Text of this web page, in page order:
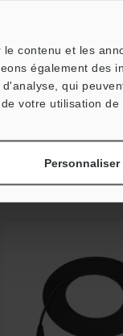
contenu et les
également des
qui
votre utilisation de
Personnaliser
performance (12 broches)
Dimensions
Fiche technique
CAO / CAE